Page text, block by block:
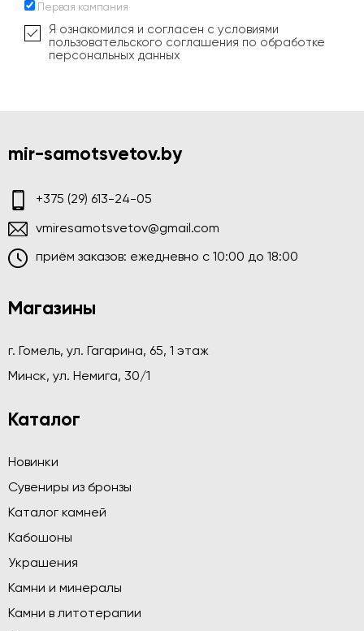
Первая кампания
Я ознакомился и согласен с условиями
пользовательского соглашения по обработке
персональных данных
mir-samotsvetov.by
+375 (29) 613-24-05
vmiresamotsvetov@gmail.com
приём заказов: ежедневно c 10:00 до 18:00
Магазины
г. Гомель, ул. Гагарина, 65, 1 этаж
Минск, ул. Немига, 30/1
Каталог
Новинки
Сувениры из бронзы
Каталог камней
Кабошоны
Украшения
Камни и минералы
Камни в литотерапии